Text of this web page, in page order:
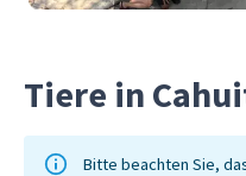
Tiere in
Bitte beachten Sie,